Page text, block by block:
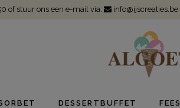
of stuur ons een e-mail via: info@ijscreaties.be
DESSERTBUFFET